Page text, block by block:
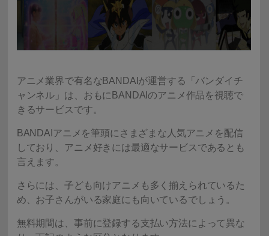
アニメ業界で有名なBANDAIが運営する「バンダイチ
ャンネル」は、おもにBANDAIのアニメ作品を視聴で
きるサービスです。
BANDAIアニメを筆頭にさまざまな人気アニメを配信
しており、アニメ好きには最適なサービスであるとも
言えます。
さらには、子ども向けアニメも多く揃えられているた
め、お子さんがいる家庭にも向いているでしょう。
無料期間は、事前に登録する支払い方法によって異な